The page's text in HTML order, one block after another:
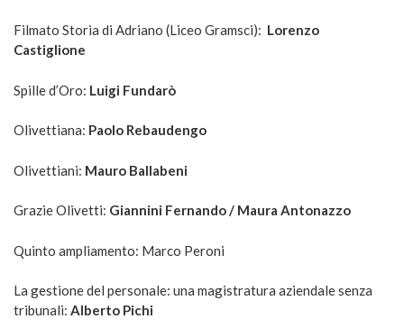
Filmato Storia di Adriano (Liceo Gramsci): Lorenzo
Castiglione
Spille d’Oro: Luigi Fundarò
Olivettiana: Paolo Rebaudengo
Olivettiani: Mauro Ballabeni
Grazie Olivetti: Giannini Fernando / Maura Antonazzo
Quinto ampliamento: Marco Peroni
La gestione del personale: una magistratura aziendale senza
tribunali: Alberto Pichi